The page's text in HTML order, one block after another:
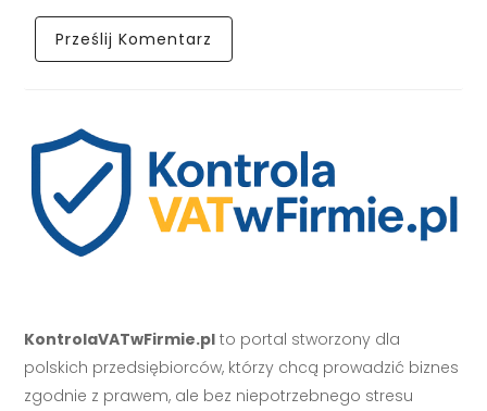
KontrolaVATwFirmie.pl to portal stworzony dla
polskich przedsiębiorców, którzy chcą prowadzić biznes
zgodnie z prawem, ale bez niepotrzebnego stresu